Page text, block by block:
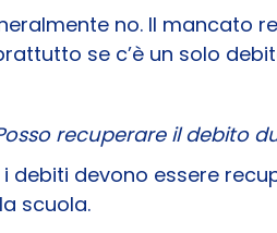
no. Il mancato
se c’è un solo
recuperare il debito
i debiti devono essere
scuola.